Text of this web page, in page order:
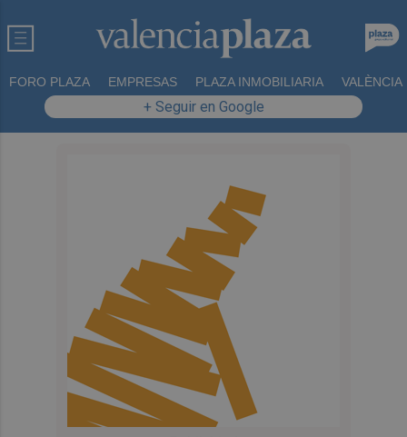
FORO PLAZA EMPRESAS PLAZA INMOBILIARIA VALÈNCIA
+ Seguir en Google